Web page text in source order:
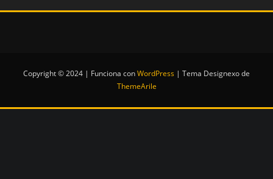
Copyright © 2024 | Funciona conWordPress | Tema Designexo de
ThemeArile